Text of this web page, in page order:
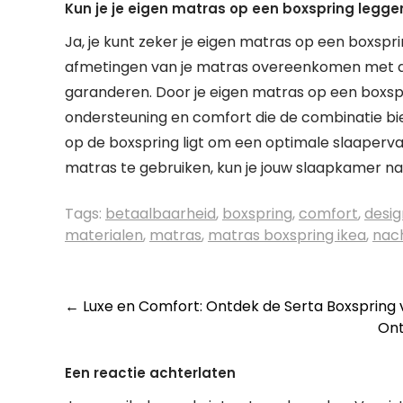
Kun je je eigen matras op een boxspring
Ja, je kunt zeker je eigen matras op een
afmetingen van je matras overeenkomen met
garanderen. Door je eigen matras op een
ondersteuning en comfort die de combinatie
op de boxspring ligt om een optimale
matras te gebruiken, kun je jouw slaapkamer
Tags: betaalbaarheid, boxspring,comfort,
materialen, matras, matras boxspring ikea,
Berichtnavigatie
← Luxe en Comfort: Ontdek de Serta
Een reactie achterlaten